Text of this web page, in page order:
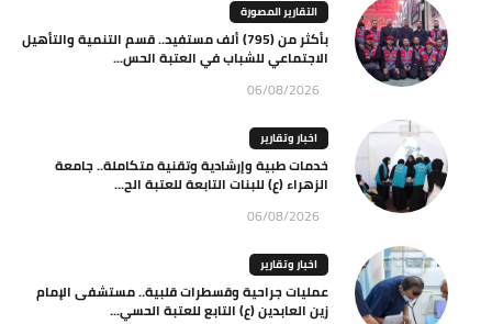
التقارير المصورة
بأكثر من (795) ألف مستفيد.. قسم التنمية والتأهيل
الاجتماعي للشباب في العتبة الحس...
06/08/2026
اخبار وتقارير
خدمات طبية وإرشادية وتقنية متكاملة.. جامعة
الزهراء (ع) للبنات التابعة للعتبة الح...
06/08/2026
اخبار وتقارير
عمليات جراحية وقسطرات قلبية.. مستشفى الإمام
زين العابدين (ع) التابع للعتبة الحسي...